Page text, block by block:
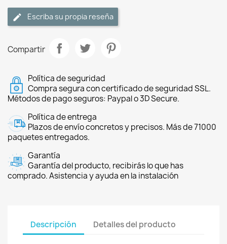
Escriba su propia reseña
Compartir
Política de seguridad
Compra segura con certificado de seguridad SSL.
Métodos de pago seguros: Paypal o 3D Secure.
Política de entrega
Plazos de envío concretos y precisos. Más de 71000
paquetes entregados.
Garantía
Garantía del producto, recibirás lo que has
comprado. Asistencia y ayuda en la instalación
Descripción Detalles del producto